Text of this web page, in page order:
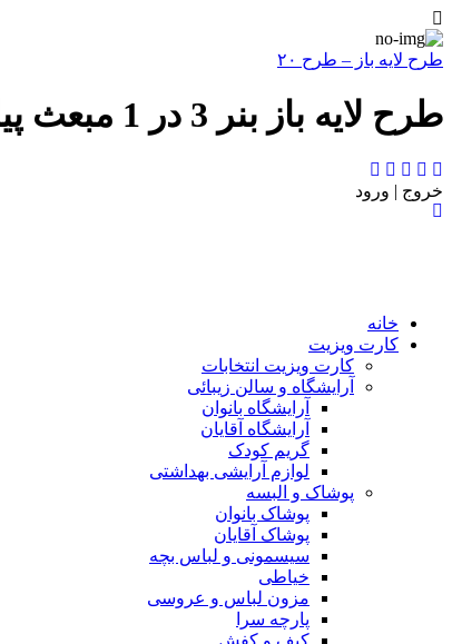
طرح لایه باز – طرح ۲۰
طرح لایه باز بنر 3 در 1 مبعث پیامبر اکرم (ص) - طرح لایه باز - طرح ۲۰
خروج | ورود
خانه
کارت ویزیت
کارت ویزیت انتخابات
آرایشگاه و سالن زیبائی
آرایشگاه بانوان
آرایشگاه آقایان
گریم کودک
لوازم آرایشی بهداشتی
پوشاک و البسه
پوشاک بانوان
پوشاک آقایان
سیسمونی و لباس بچه
خیاطی
مزون لباس و عروسی
پارچه سرا
کیف و کفش